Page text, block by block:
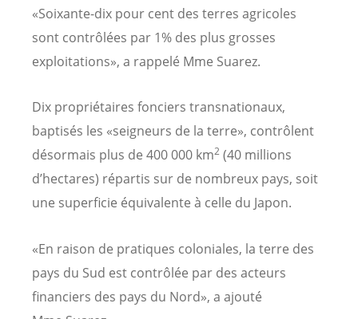
«Soixante-dix pour cent des terres agricoles
sont contrôlées par 1% des plus grosses
exploitations», a rappelé Mme Suarez.
Dix propriétaires fonciers transnationaux,
baptisés les «seigneurs de la terre», contrôlent
désormais plus de 400 000 km2 (40 millions
d’hectares) répartis sur de nombreux pays, soit
une superficie équivalente à celle du Japon.
«En raison de pratiques coloniales, la terre des
pays du Sud est contrôlée par des acteurs
financiers des pays du Nord», a ajouté